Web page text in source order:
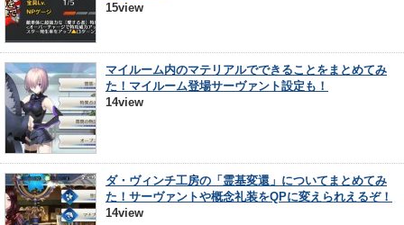
15view
マイルーム内のマテリアルでできることをまとめてみ
た！マイルーム登場サーヴァント設定も！
14view
ダ・ヴィンチ工房の「霊基変還」についてまとめてみ
た！サーヴァントや概念礼装をQPに変えられえるぞ！
14view